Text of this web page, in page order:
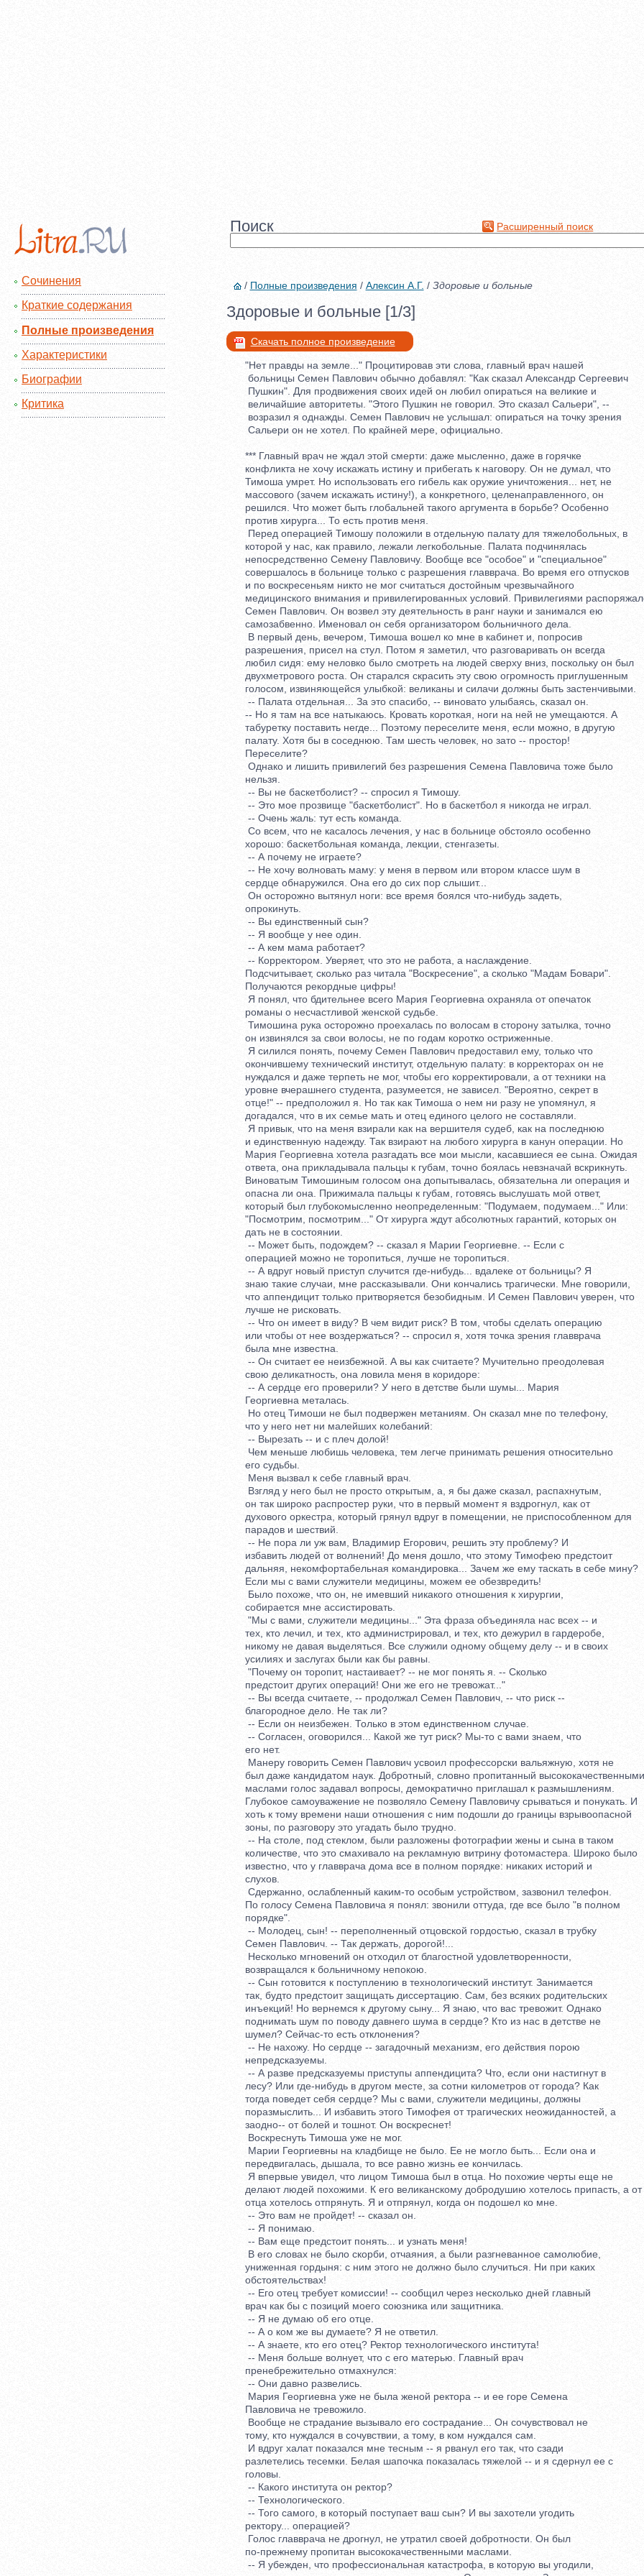
Поиск Расширенный поиск
Сочинения
Краткие содержания
Полные произведения
Характеристики
Биографии
Критика
/ Полные произведения / Алексин А.Г. / Здоровые и больные
Здоровые и больные [1/3]
Скачать полное произведение
"Нет правды на земле..." Процитировав эти слова, главный врач нашей
больницы Семен Павлович обычно добавлял: "Как сказал Александр Сергеевич
Пушкин". Для продвижения своих идей он любил опираться на великие и
величайшие авторитеты. "Этого Пушкин не говорил. Это сказал Сальери", --
возразил я однажды. Семен Павлович не услышал: опираться на точку зрения
Сальери он не хотел. По крайней мере, официально.
*** Главный врач не ждал этой смерти: даже мысленно, даже в горячке
конфликта не хочу искажать истину и прибегать к наговору. Он не думал, что
Тимоша умрет. Но использовать его гибель как оружие уничтожения... нет, не
массового (зачем искажать истину!), а конкретного, целенаправленного, он
решился. Что может быть глобальней такого аргумента в борьбе? Особенно
против хирурга... То есть против меня.
Перед операцией Тимошу положили в отдельную палату для тяжелобольных, в
которой у нас, как правило, лежали легкобольные. Палата подчинялась
непосредственно Семену Павловичу. Вообще все "особое" и "специальное"
совершалось в больнице только с разрешения главврача. Во время его отпусков
и по воскресеньям никто не мог считаться достойным чрезвычайного
медицинского внимания и привилегированных условий. Привилегиями
Семен Павлович. Он возвел эту деятельность в ранг науки и занимался ею
самозабвенно. Именовал он себя организатором больничного дела.
В первый день, вечером, Тимоша вошел ко мне в кабинет и, попросив
разрешения, присел на стул. Потом я заметил, что разговаривать он всегда
любил сидя: ему неловко было смотреть на людей сверху вниз, поскольку он был
двухметрового роста. Он старался скрасить эту свою огромность приглушенным
голосом, извиняющейся улыбкой: великаны и силачи должны быть застенчивыми.
-- Палата отдельная... За это спасибо, -- виновато улыбаясь, сказал он.
-- Но я там на все натыкаюсь. Кровать короткая, ноги на ней не умещаются. А
табуретку поставить негде... Поэтому переселите меня, если можно, в другую
палату. Хотя бы в соседнюю. Там шесть человек, но зато -- простор!
Переселите?
Однако и лишить привилегий без разрешения Семена Павловича тоже было
нельзя.
-- Вы не баскетболист? -- спросил я Тимошу.
-- Это мое прозвище "баскетболист". Но в баскетбол я никогда не играл.
-- Очень жаль: тут есть команда.
Со всем, что не касалось лечения, у нас в больнице обстояло особенно
хорошо: баскетбольная команда, лекции, стенгазеты.
-- А почему не играете?
-- Не хочу волновать маму: у меня в первом или втором классе шум в
сердце обнаружился. Она его до сих пор слышит...
Он осторожно вытянул ноги: все время боялся что-нибудь задеть,
опрокинуть.
-- Вы единственный сын?
-- Я вообще у нее один.
-- А кем мама работает?
-- Корректором. Уверяет, что это не работа, а наслаждение.
Подсчитывает, сколько раз читала "Воскресение", а сколько "Мадам Бовари".
Получаются рекордные цифры!
Я понял, что бдительнее всего Мария Георгиевна охраняла от опечаток
романы о несчастливой женской судьбе.
Тимошина рука осторожно проехалась по волосам в сторону затылка, точно
он извинялся за свои волосы, не по годам коротко остриженные.
Я силился понять, почему Семен Павлович предоставил ему, только что
окончившему технический институт, отдельную палату: в корректорах он не
нуждался и даже терпеть не мог, чтобы его корректировали, а от техники на
уровне вчерашнего студента, разумеется, не зависел. "Вероятно, секрет в
отце!" -- предположил я. Но так как Тимоша о нем ни разу не упомянул, я
догадался, что в их семье мать и отец единого целого не составляли.
Я привык, что на меня взирали как на вершителя судеб, как на последнюю
и единственную надежду. Так взирают на любого хирурга в канун операции. Но
Мария Георгиевна хотела разгадать все мои мысли, касавшиеся ее сына. Ожидая
ответа, она прикладывала пальцы к губам, точно боялась невзначай вскрикнуть.
Виноватым Тимошиным голосом она допытывалась, обязательна ли операция и
опасна ли она. Прижимала пальцы к губам, готовясь выслушать мой ответ,
который был глубокомысленно неопределенным: "Подумаем, подумаем..." Или:
"Посмотрим, посмотрим..." От хирурга ждут абсолютных гарантий, которых он
дать не в состоянии.
-- Может быть, подождем? -- сказал я Марии Георгиевне. -- Если с
операцией можно не торопиться, лучше не торопиться.
-- А вдруг новый приступ случится где-нибудь... вдалеке от больницы? Я
знаю такие случаи, мне рассказывали. Они кончались трагически. Мне говорили,
что аппендицит только притворяется безобидным. И Семен Павлович уверен, что
лучше не рисковать.
-- Что он имеет в виду? В чем видит риск? В том, чтобы сделать операцию
или чтобы от нее воздержаться? -- спросил я, хотя точка зрения главврача
была мне известна.
-- Он считает ее неизбежной. А вы как считаете? Мучительно преодолевая
свою деликатность, она ловила меня в коридоре:
-- А сердце его проверили? У него в детстве были шумы... Мария
Георгиевна металась.
Но отец Тимоши не был подвержен метаниям. Он сказал мне по телефону,
что у него нет ни малейших колебаний:
-- Вырезать -- и с плеч долой!
Чем меньше любишь человека, тем легче принимать решения относительно
его судьбы.
Меня вызвал к себе главный врач.
Взгляд у него был не просто открытым, а, я бы даже сказал, распахнутым,
он так широко распростер руки, что в первый момент я вздрогнул, как от
духового оркестра, который грянул вдруг в помещении, не приспособленном для
парадов и шествий.
-- Не пора ли уж вам, Владимир Егорович, решить эту проблему? И
избавить людей от волнений! До меня дошло, что этому Тимофею предстоит
дальняя, некомфортабельная командировка... Зачем же ему таскать в себе мину?
Если мы с вами служители медицины, можем ее обезвредить!
Было похоже, что он, не имевший никакого отношения к хирургии,
собирается мне ассистировать.
"Мы с вами, служители медицины..." Эта фраза объединяла нас всех -- и
тех, кто лечил, и тех, кто администрировал, и тех, кто дежурил в гардеробе,
никому не давая выделяться. Все служили одному общему делу -- и в своих
усилиях и заслугах были как бы равны.
"Почему он торопит, настаивает? -- не мог понять я. -- Сколько
предстоит других операций! Они же его не тревожат..."
-- Вы всегда считаете, -- продолжал Семен Павлович, -- что риск --
благородное дело. Не так ли?
-- Если он неизбежен. Только в этом единственном случае.
-- Согласен, оговорился... Какой же тут риск? Мы-то с вами знаем, что
его нет.
Манеру говорить Семен Павлович усвоил профессорски вальяжную, хотя не
был даже кандидатом наук. Добротный, словно пропитанный высококачественными
маслами голос задавал вопросы, демократично приглашал к размышлениям.
Глубокое самоуважение не позволяло Семену Павловичу срываться и понукать. И
хоть к тому времени наши отношения с ним подошли до границы взрывоопасной
зоны, по разговору это угадать было трудно.
-- На столе, под стеклом, были разложены фотографии жены и сына в таком
количестве, что это смахивало на рекламную витрину фотомастера. Широко было
известно, что у главврача дома все в полном порядке: никаких историй и
слухов.
Сдержанно, ослабленный каким-то особым устройством, зазвонил телефон.
По голосу Семена Павловича я понял: звонили оттуда, где все было "в полном
порядке".
-- Молодец, сын! -- переполненный отцовской гордостью, сказал в трубку
Семен Павлович. -- Так держать, дорогой!...
Несколько мгновений он отходил от благостной удовлетворенности,
возвращался к больничному непокою.
-- Сын готовится к поступлению в технологический институт. Занимается
так, будто предстоит защищать диссертацию. Сам, без всяких родительских
инъекций! Но вернемся к другому сыну... Я знаю, что вас тревожит. Однако
поднимать шум по поводу давнего шума в сердце? Кто из нас в детстве не
шумел? Сейчас-то есть отклонения?
-- Не нахожу. Но сердце -- загадочный механизм, его действия порою
непредсказуемы.
-- А разве предсказуемы приступы аппендицита? Что, если они настигнут в
лесу? Или где-нибудь в другом месте, за сотни километров от города? Как
тогда поведет себя сердце? Мы с вами, служители медицины, должны
поразмыслить... И избавить этого Тимофея от трагических неожиданностей, а
заодно-- от болей и тошнот. Он воскреснет!
Воскреснуть Тимоша уже не мог.
Марии Георгиевны на кладбище не было. Ее не могло быть... Если она и
передвигалась, дышала, то все равно жизнь ее кончилась.
Я впервые увидел, что лицом Тимоша был в отца. Но похожие черты еще не
делают людей похожими. К его великанскому добродушию хотелось припасть, а от
отца хотелось отпрянуть. Я и отпрянул, когда он подошел ко мне.
-- Это вам не пройдет! -- сказал он.
-- Я понимаю.
-- Вам еще предстоит понять... и узнать меня!
В его словах не было скорби, отчаяния, а были разгневанное самолюбие,
униженная гордыня: с ним этого не должно было случиться. Ни при каких
обстоятельствах!
-- Его отец требует комиссии! -- сообщил через несколько дней главный
врач как бы с позиций моего союзника или защитника.
-- Я не думаю об его отце.
-- А о ком же вы думаете? Я не ответил.
-- А знаете, кто его отец? Ректор технологического института!
-- Меня больше волнует, что с его матерью. Главный врач
пренебрежительно отмахнулся:
-- Они давно развелись.
Мария Георгиевна уже не была женой ректора -- и ее горе Семена
Павловича не тревожило.
Вообще не страдание вызывало его сострадание... Он сочувствовал не
тому, кто нуждался в сочувствии, а тому, в ком нуждался сам.
И вдруг халат показался мне тесным -- я рванул его так, что сзади
разлетелись тесемки. Белая шапочка показалась тяжелой -- и я сдернул ее с
головы.
-- Какого института он ректор?
-- Технологического.
-- Того самого, в который поступает ваш сын? И вы захотели угодить
ректору... операцией?
Голос главврача не дрогнул, не утратил своей добротности. Он был
по-прежнему пропитан высококачественными маслами.
-- Я убежден, что профессиональная катастрофа, в которую вы угодили,